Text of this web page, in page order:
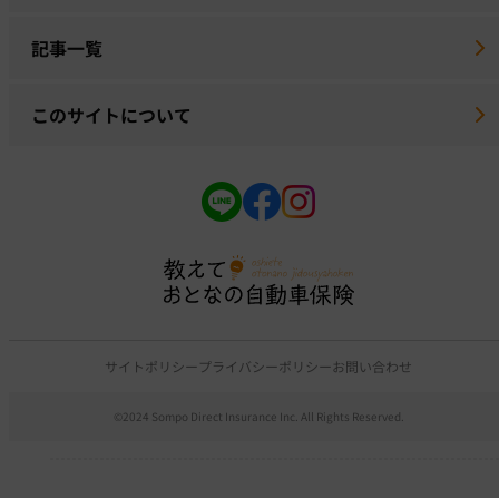
記事一覧
このサイトについて
サイトポリシープライバシーポリシーお問い合わせ
©2024 Sompo Direct Insurance Inc. All Rights Reserved.